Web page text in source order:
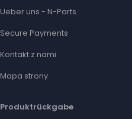
Ueber uns - N-Parts
Secure Payments
Kontakt z nami
Mapa strony
Produktrückgabe